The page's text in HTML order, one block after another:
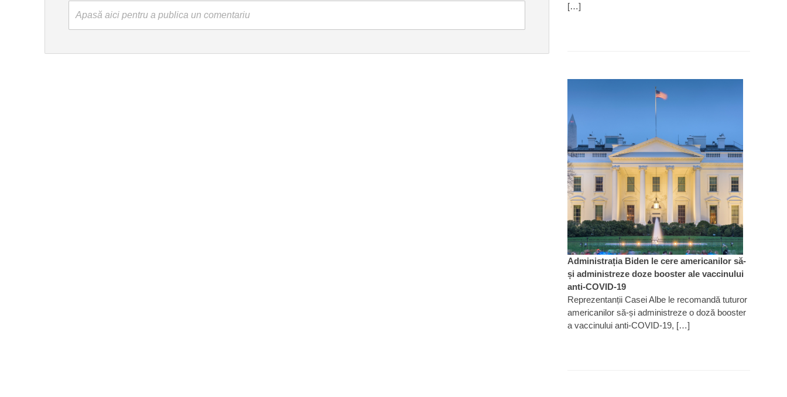
Apasă aici pentru a publica un comentariu
[…]
Administrația Biden le cere americanilor să-
și administreze doze booster ale vaccinului
anti-COVID-19
Reprezentanții Casei Albe le recomandă tuturor
americanilor să-și administreze o doză booster
a vaccinului anti-COVID-19, […]